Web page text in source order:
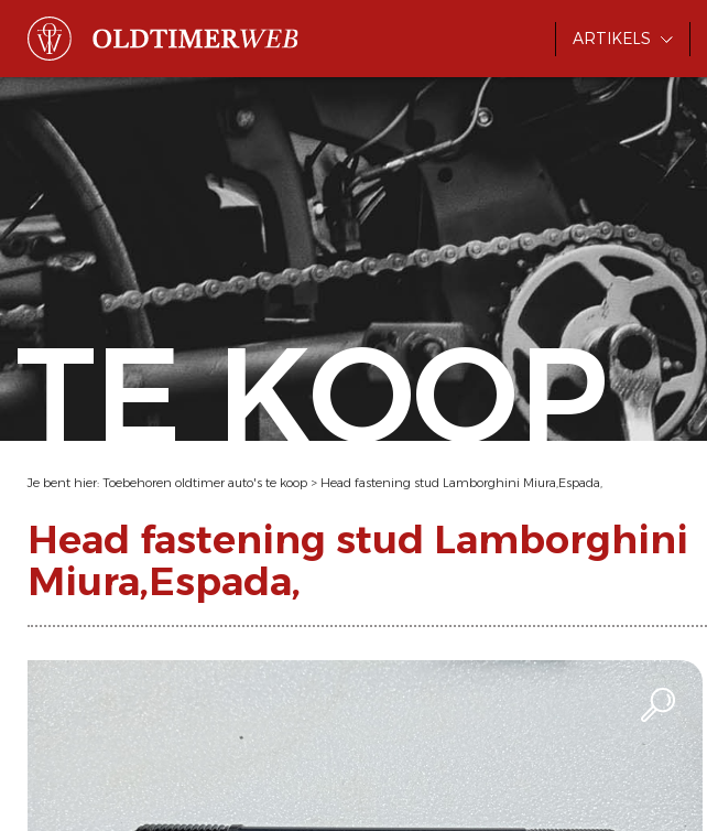
ARTIKELS
TE KOOP
Je bent hier: Toebehoren oldtimer auto's te koop > Head fastening stud Lamborghini Miura,Espada,
Head fastening stud Lamborghini
Miura,Espada,